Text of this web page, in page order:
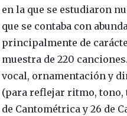
en la que se estudiaron
que se contaba con
principalmente de
muestra de 220
vocal, ornamentación y
(para reflejar ritmo, tono,
de Cantométrica y 26 de